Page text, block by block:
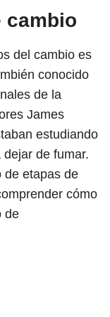
cambio
del cambio es
conocido
de la
James
estudiando
de fumar.
de etapas de
cómo
de